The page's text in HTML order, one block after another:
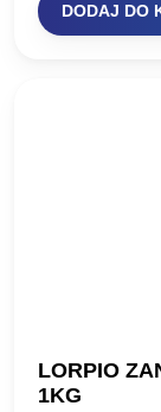
DODAJ DO
LORPIO
1KG